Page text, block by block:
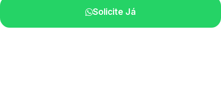
Solicite Já